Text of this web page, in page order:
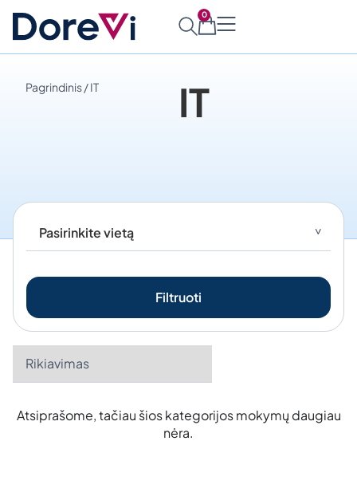
0
Pagrindinis/ IT IT
Filtruoti
Atsiprašome, tačiau šios kategorijos mokymų daugiau
nėra.